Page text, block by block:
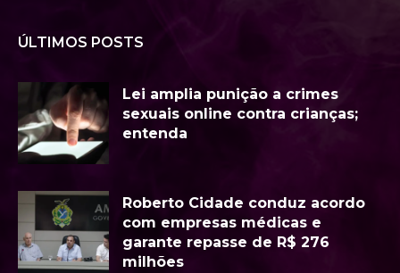
ÚLTIMOS POSTS
Lei amplia punição a crimes
sexuais online contra crianças;
entenda
Roberto Cidade conduz acordo
com empresas médicas e
garante repasse de R$ 276
milhões